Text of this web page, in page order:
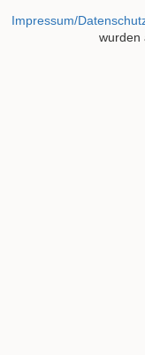
Impressum/
wurden